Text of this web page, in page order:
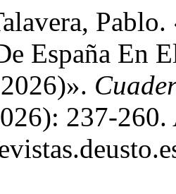
España En
237-